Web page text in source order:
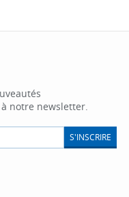
notre newsletter.
S'INSCRIRE